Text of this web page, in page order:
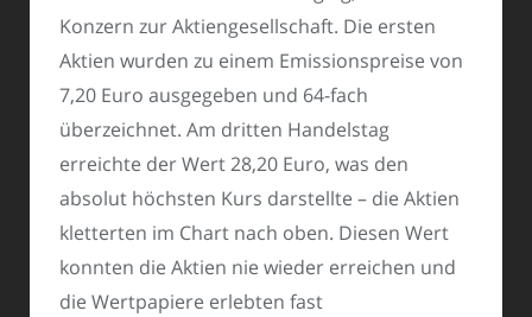
Konzern zur Aktiengesellschaft. Die ersten
Aktien wurden zu einem Emissionspreise von
7,20 Euro ausgegeben und 64-fach
überzeichnet. Am dritten Handelstag
erreichte der Wert 28,20 Euro, was den
absolut höchsten Kurs darstellte – die Aktien
kletterten im Chart nach oben. Diesen Wert
konnten die Aktien nie wieder erreichen und
die Wertpapiere erlebten fast